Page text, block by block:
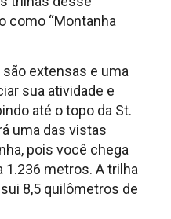
como “Montanha
extensas e uma
sua atividade e
até o topo da St.
uma das vistas
pois você chega
1.236 metros. A trilha
8,5 quilômetros de